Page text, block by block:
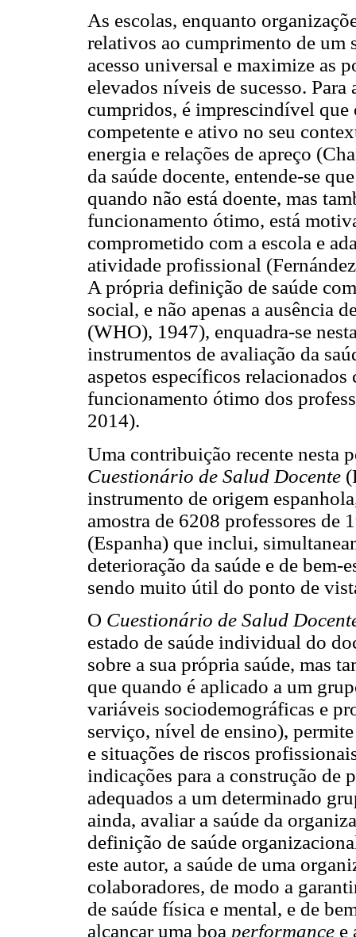
As escolas, enquanto
relativos ao cumprimento de um
acesso universal e maximize as
elevados níveis de sucesso.
cumpridos, é imprescindível que
competente e ativo no seu
energia e relações de apreço
da saúde docente, entende-se
quando não está doente, mas
funcionamento ótimo, está
comprometido com a escola e
atividade profissional
A própria definição de saúde
social, e não apenas a ausência
(WHO), 1947), enquadra-se
instrumentos de avaliação da
aspetos específicos
funcionamento ótimo dos
2014).
Uma contribuição recente nesta
Cuestionário de Salud Docente
instrumento de origem
amostra de 6208 professores de
(Espanha) que inclui,
deterioração da saúde e de
sendo muito útil do ponto de
O Cuestionário de Salud
estado de saúde individual do
sobre a sua própria saúde, mas
que quando é aplicado a um
variáveis sociodemográficas e
serviço, nível de ensino),
e situações de riscos
indicações para a construção de
adequados a um determinado
ainda, avaliar a saúde da
definição de saúde
este autor, a saúde de uma
colaboradores, de modo a
de saúde física e mental, e de
alcançar uma boa performance e